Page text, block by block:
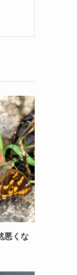
悪くな